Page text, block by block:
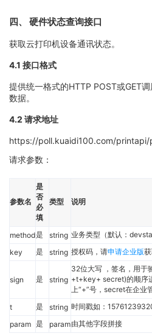
四、 硬件状态查询接口
获取云打印机设备通讯状态。
4.1 接口格式
提供统一格式的HTTP POST或GET
数据。
4.2 请求地址
https://poll.kuaidi100.com/
请求参数：
参数名
是
否
必
填
类型 说明
method是 string 业务类型（默认：
key
是 string 授权码，请申请企业版
sign 是 string
32位大写 ，签名，用于
+t+key+ secret)的顺序
上“+”号，secret在企业
t
是 string 时间戳如：
param 是 param由其他字段拼接